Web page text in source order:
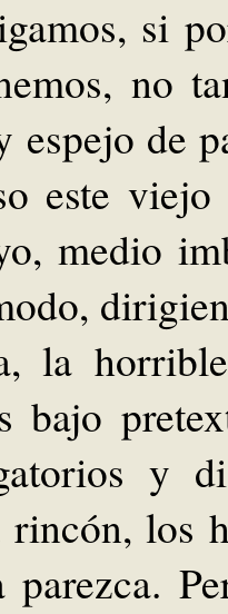
si
no
espejo de
este
medio
la
bajo
y
rincón, los
parezca.